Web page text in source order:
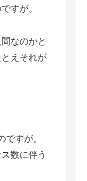
すが。
なのかと
えそれが
すが。
数に伴う